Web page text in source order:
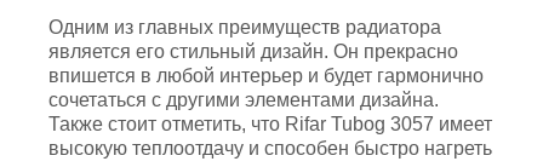
Одним из главных преимуществ радиатора
является его стильный дизайн. Он прекрасно
впишется в любой интерьер и будет гармонично
сочетаться с другими элементами дизайна.
Также стоит отметить, что Rifar Tubog 3057 имеет
высокую теплоотдачу и способен быстро нагреть